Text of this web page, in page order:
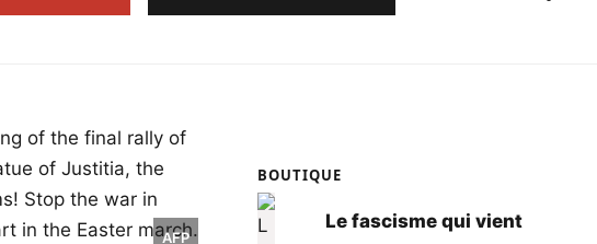
AFP
BOUTIQUE
Le fascisme qui vient